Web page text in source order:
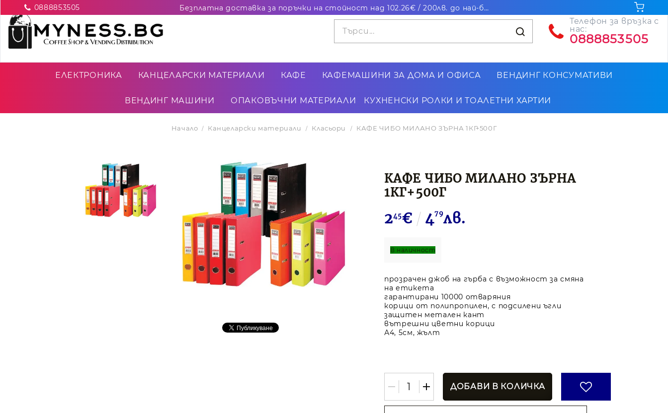
0888853505 Безплатна доставка за поръчки на стойност над 102.26€ / 200лв. до най-близкия до Вас офис на Еконт
Телефон за връзка с
нас:
0888853505
ЕЛЕКТРОНИКА КАНЦЕЛАРСКИ МАТЕРИАЛИ КАФЕ КАФЕМАШИНИ ЗА ДОМА И ОФИСА ВЕНДИНГ КОНСУМАТИВИ
ВЕНДИНГ МАШИНИ ОПАКОВЪЧНИ МАТЕРИАЛИ КУХНЕНСКИ РОЛКИ И ТОАЛЕТНИ ХАРТИИ
Начало Канцеларски материали Класьори КАФЕ ЧИБО МИЛАНО ЗЪРНА 1КГ+500Г
КАФЕ ЧИБО МИЛАНО ЗЪРНА
1КГ+500Г
245€ 479лв.
В наличност
прозрачен джоб на гърба с възможност за смяна
на етикета
гарантирани 10000 отваряния
корици от полипропилен, с подсилени ъгли
защитен метален кант
вътрешни цветни корици
А4, 5см, жълт